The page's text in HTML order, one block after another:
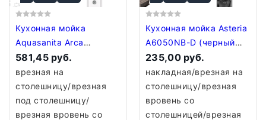
Кухонная мойка
Aquasanita Arca
SQA101W (alba 710)
581,45 руб.
врезная на
столешницу/врезная
под столешницу/
врезная вровень со
Кухонная мойка Asteria
A6050NB-D (черный
декор)
235,00 руб.
накладная/врезная на
столешницу/врезная
вровень со
столешницей/врезная